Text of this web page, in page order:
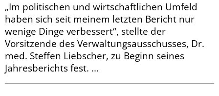
„Im politischen und wirtschaftlichen Umfeld
haben sich seit meinem letzten Bericht nur
wenige Dinge verbessert“, stellte der
Vorsitzende des Verwaltungsausschusses, Dr.
med. Steffen Liebscher, zu Beginn seines
Jahresberichts fest. ...